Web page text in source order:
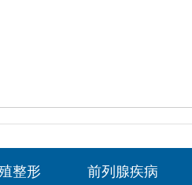
整形 前列腺疾病